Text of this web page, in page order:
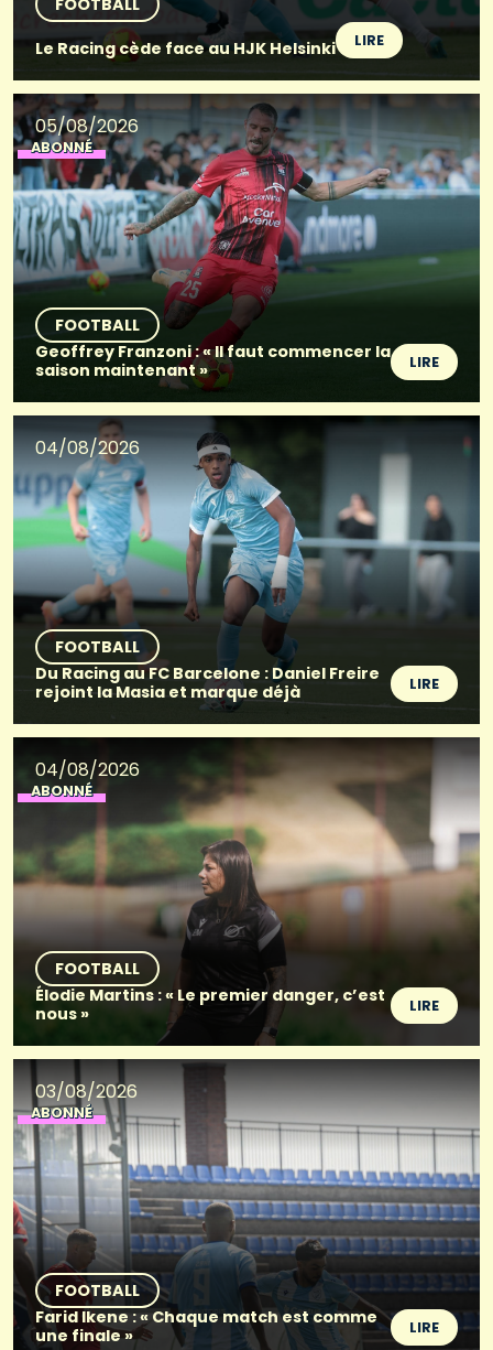
Le Racing cède face au HJK Helsinki
LIRE
05/08/2026
ABONNÉ
FOOTBALL
Geoffrey Franzoni : « Il faut commencer la
saison maintenant »
LIRE
04/08/2026
FOOTBALL
Du Racing au FC Barcelone : Daniel Freire
rejoint la Masia et marque déjà
LIRE
04/08/2026
ABONNÉ
FOOTBALL
Élodie Martins : « Le premier danger, c’est
nous »
LIRE
03/08/2026
ABONNÉ
FOOTBALL
Farid Ikene : « Chaque match est comme
une finale »
LIRE